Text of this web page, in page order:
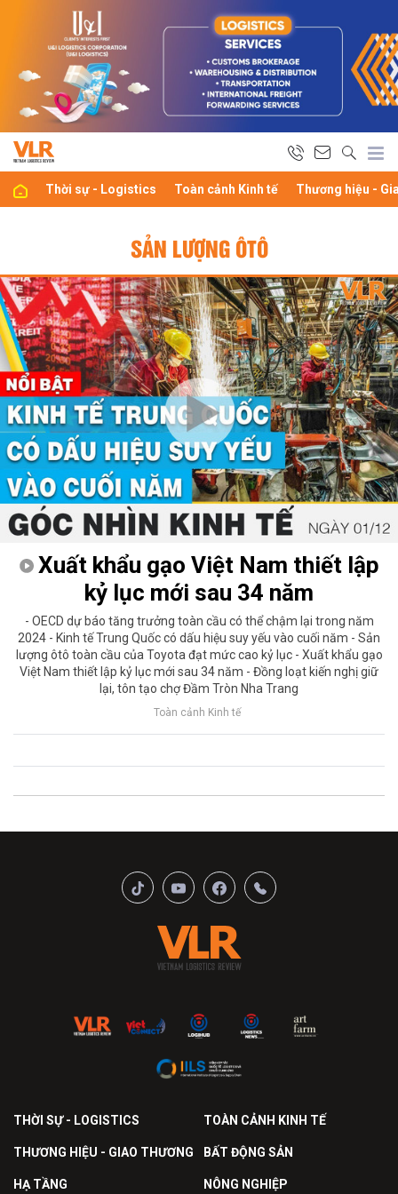
Thời sự - Logistics Toàn cảnh Kinh tế Thương hiệu -
SẢN LƯỢNG ÔTÔ
Xuất khẩu gạo Việt Nam thiết lập
kỷ lục mới sau 34 năm
- OECD dự báo tăng trưởng toàn cầu có thể chậm lại trong năm
2024 - Kinh tế Trung Quốc có dấu hiệu suy yếu vào cuối năm - Sản
lượng ôtô toàn cầu của Toyota đạt mức cao kỷ lục - Xuất khẩu gạo
Việt Nam thiết lập kỷ lục mới sau 34 năm - Đồng loạt kiến nghị giữ
lại, tôn tạo chợ Đầm Tròn Nha Trang
Toàn cảnh Kinh tế
THỜI SỰ - LOGISTICS TOÀN CẢNH KINH TẾ
THƯƠNG HIỆU - GIAO THƯƠNG BẤT ĐỘNG SẢN
HẠ TẦNG NÔNG NGHIỆP